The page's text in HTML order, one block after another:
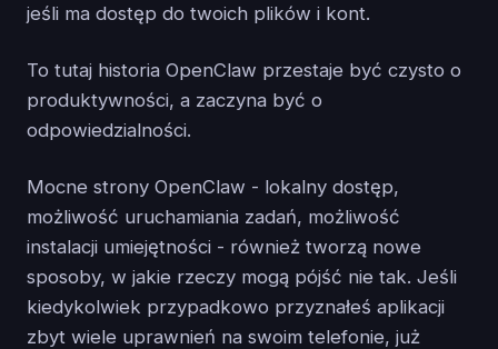
jeśli ma dostęp do twoich plików i kont.
To tutaj historia OpenClaw przestaje być czysto o
produktywności, a zaczyna być o
odpowiedzialności.
Mocne strony OpenClaw - lokalny dostęp,
możliwość uruchamiania zadań, możliwość
instalacji umiejętności - również tworzą nowe
sposoby, w jakie rzeczy mogą pójść nie tak. Jeśli
kiedykolwiek przypadkowo przyznałeś aplikacji
zbyt wiele uprawnień na swoim telefonie, już